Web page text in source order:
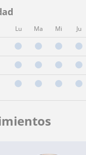
Lu Ma Mi Ju